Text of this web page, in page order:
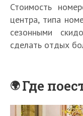
Стоимость
центра, типа
сезонными
сделать отдых
Где